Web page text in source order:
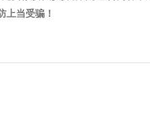
上当受骗！